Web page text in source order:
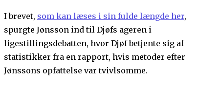
I brevet, som kan læses i sin fulde længde her,
spurgte Jønsson ind til Djøfs ageren i
ligestillingsdebatten, hvor Djøf betjente sig af
statistikker fra en rapport, hvis metoder efter
Jønssons opfattelse var tvivlsomme.